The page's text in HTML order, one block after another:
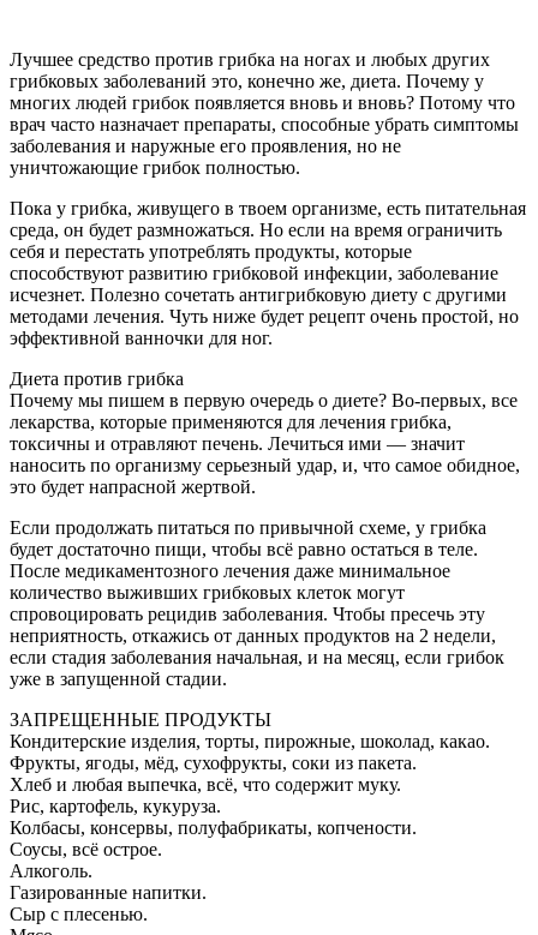
Лучшее средство против грибка на ногах и любых других
грибковых заболеваний это, конечно же, диета. Почему у
многих людей грибок появляется вновь и вновь? Потому что
врач часто назначает препараты, способные убрать симптомы
заболевания и наружные его проявления, но не
уничтожающие грибок полностью.
Пока у грибка, живущего в твоем организме, есть питательная
среда, он будет размножаться. Но если на время ограничить
себя и перестать употреблять продукты, которые
способствуют развитию грибковой инфекции, заболевание
исчезнет. Полезно сочетать антигрибковую диету с другими
методами лечения. Чуть ниже будет рецепт очень простой, но
эффективной ванночки для ног.
Диета против грибка
Почему мы пишем в первую очередь о диете? Во-первых, все
лекарства, которые применяются для лечения грибка,
токсичны и отравляют печень. Лечиться ими — значит
наносить по организму серьезный удар, и, что самое обидное,
это будет напрасной жертвой.
Если продолжать питаться по привычной схеме, у грибка
будет достаточно пищи, чтобы всё равно остаться в теле.
После медикаментозного лечения даже минимальное
количество выживших грибковых клеток могут
спровоцировать рецидив заболевания. Чтобы пресечь эту
неприятность, откажись от данных продуктов на 2 недели,
если стадия заболевания начальная, и на месяц, если грибок
уже в запущенной стадии.
ЗАПРЕЩЕННЫЕ ПРОДУКТЫ
Кондитерские изделия, торты, пирожные, шоколад, какао.
Фрукты, ягоды, мёд, сухофрукты, соки из пакета.
Хлеб и любая выпечка, всё, что содержит муку.
Рис, картофель, кукуруза.
Колбасы, консервы, полуфабрикаты, копчености.
Соусы, всё острое.
Алкоголь.
Газированные напитки.
Сыр с плесенью.